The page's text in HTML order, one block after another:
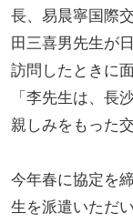
長、易晨寧国際
田三喜男先生が
訪問したときに
「李先生は、長
親しみをもった
今年春に協定を
生を派遣いただ